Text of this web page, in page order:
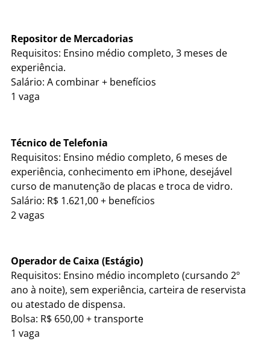
Repositor de Mercadorias
Requisitos: Ensino médio completo, 3 meses de
experiência.
Salário: A combinar + benefícios
1 vaga
Técnico de Telefonia
Requisitos: Ensino médio completo, 6 meses de
experiência, conhecimento em iPhone, desejável
curso de manutenção de placas e troca de vidro.
Salário: R$ 1.621,00 + benefícios
2 vagas
Operador de Caixa (Estágio)
Requisitos: Ensino médio incompleto (cursando 2º
ano à noite), sem experiência, carteira de reservista
ou atestado de dispensa.
Bolsa: R$ 650,00 + transporte
1 vaga